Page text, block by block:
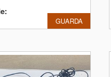
GUARDA